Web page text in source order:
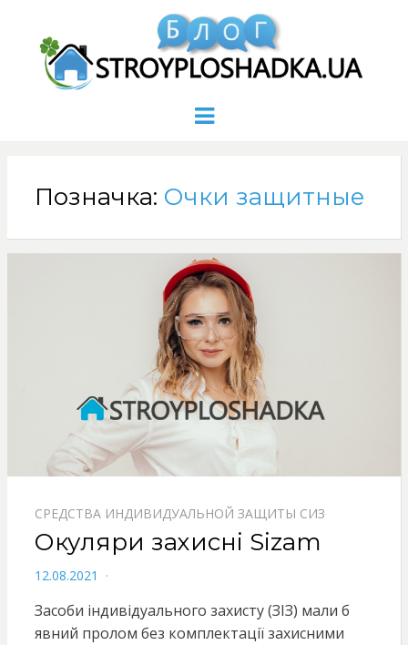
Menu
Позначка: Очки защитные
СРЕДСТВА ИНДИВИДУАЛЬНОЙ ЗАЩИТЫ СИЗ
Окуляри захисні Sizam
POSTED
12.08.2021
Засоби індивідуального захисту (ЗІЗ) мали б
явний пролом без комплектації захисними